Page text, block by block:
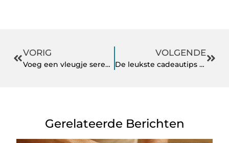
VORIG
Voeg een vleugje sereniteit en plezier toe aan uw buitenruimte met een vijver en een houten zwembad
VOLGENDE
De leukste cadeautips voor kinderen!
Gerelateerde Berichten